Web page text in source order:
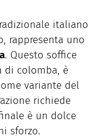
italiano
rappresenta uno
. Questo soffice
di colomba, è
variante del
richiede
è un dolce
sforzo.